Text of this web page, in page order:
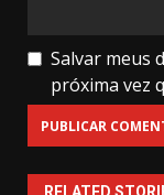
Salvar meus
próxima vez